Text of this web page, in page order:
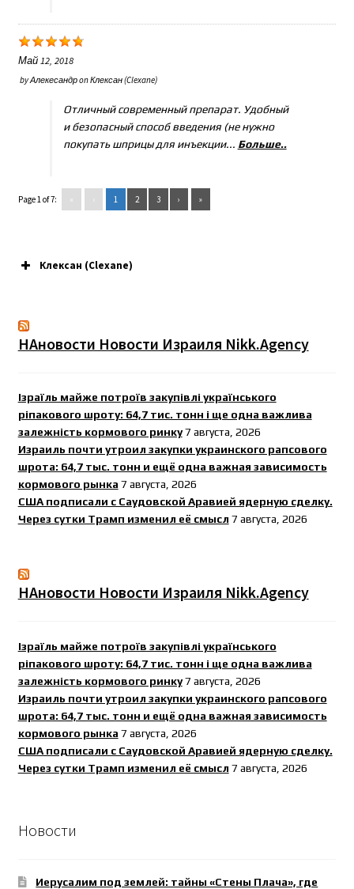
Май 12, 2018
byАлекесандрonКлексан (Clexane)
Отличный современный препарат. Удобный
и безопасный способ введения (не нужно
покупать шприцы для инъекции... Больше..
Page 1 of 7: ‹ 1 2 3 › »
Клексан (Clexane)
НАновости Новости Израиля Nikk.Agency
Ізраїль майже потроїв закупівлі українського
ріпакового шроту: 64,7 тис. тонн і ще одна важлива
залежність кормового ринку 7 августа, 2026
Израиль почти утроил закупки украинского рапсового
шрота: 64,7 тыс. тонн и ещё одна важная зависимость
кормового рынка 7 августа, 2026
США подписали с Саудовской Аравией ядерную сделку.
Через сутки Трамп изменил её смысл 7 августа, 2026
НАновости Новости Израиля Nikk.Agency
Ізраїль майже потроїв закупівлі українського
ріпакового шроту: 64,7 тис. тонн і ще одна важлива
залежність кормового ринку 7 августа, 2026
Израиль почти утроил закупки украинского рапсового
шрота: 64,7 тыс. тонн и ещё одна важная зависимость
кормового рынка 7 августа, 2026
США подписали с Саудовской Аравией ядерную сделку.
Через сутки Трамп изменил её смысл 7 августа, 2026
Новости
Иерусалим под землей: тайны «Стены Плача», где